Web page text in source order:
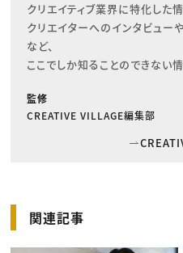
クリエイティブ業界に特化した
クリエイターへのインタビュー
など、
ここでしか知ることのできない
監修
CREATIVE VILLAGE編集部
関連記事